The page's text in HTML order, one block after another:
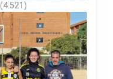
(4.521)